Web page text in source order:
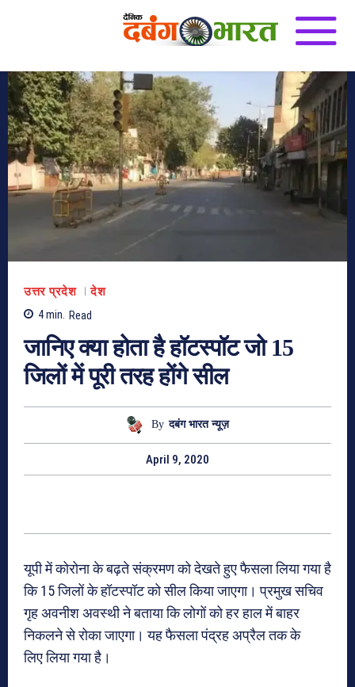
उत्तर प्रदेश
देश
4min. Read
जानिए क्या होता है हॉटस्पॉट जो 15
जिलों में पूरी तरह होंगे सील
By दबंग भारत न्यूज़
April 9, 2020
यूपी में कोरोना के बढ़ते संक्रमण को देखते हुए फैसला लिया गया है
कि 15 जिलों के हॉटस्पॉट को सील किया जाएगा। प्रमुख सचिव
गृह अवनीश अवस्थी ने बताया कि लोगों को हर हाल में बाहर
निकलने से रोका जाएगा। यह फैसला पंद्रह अप्रैल तक के
लिए लिया गया है।